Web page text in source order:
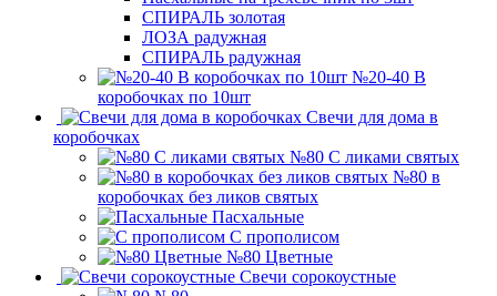
СПИРАЛЬ золотая
ЛОЗА радужная
СПИРАЛЬ радужная
№20-40 В
коробочках по 10шт
Свечи для дома в
коробочках
№80 С ликами святых
№80 в
коробочках без ликов святых
Пасхальные
С прополисом
№80 Цветные
Свечи сорокоустные